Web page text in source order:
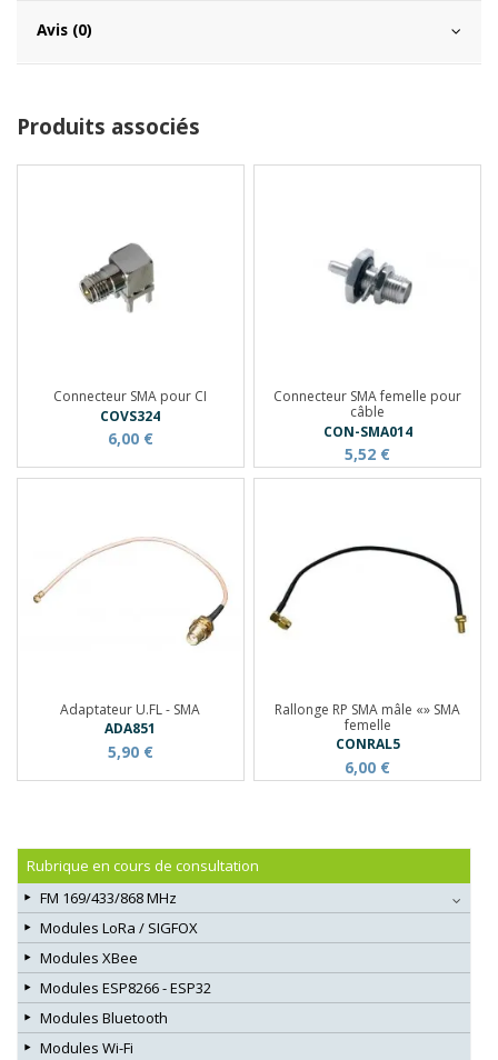
Avis (0)
Produits associés
Connecteur SMA pour CI
COVS324
6,00 €
Connecteur SMA femelle pour
câble
CON-SMA014
5,52 €
Adaptateur U.FL - SMA
ADA851
5,90 €
Rallonge RP SMA mâle «» SMA
femelle
CONRAL5
6,00 €
Rubrique en cours de consultation
FM 169/433/868 MHz
Modules LoRa / SIGFOX
Modules XBee
Modules ESP8266 - ESP32
Modules Bluetooth
Modules Wi-Fi